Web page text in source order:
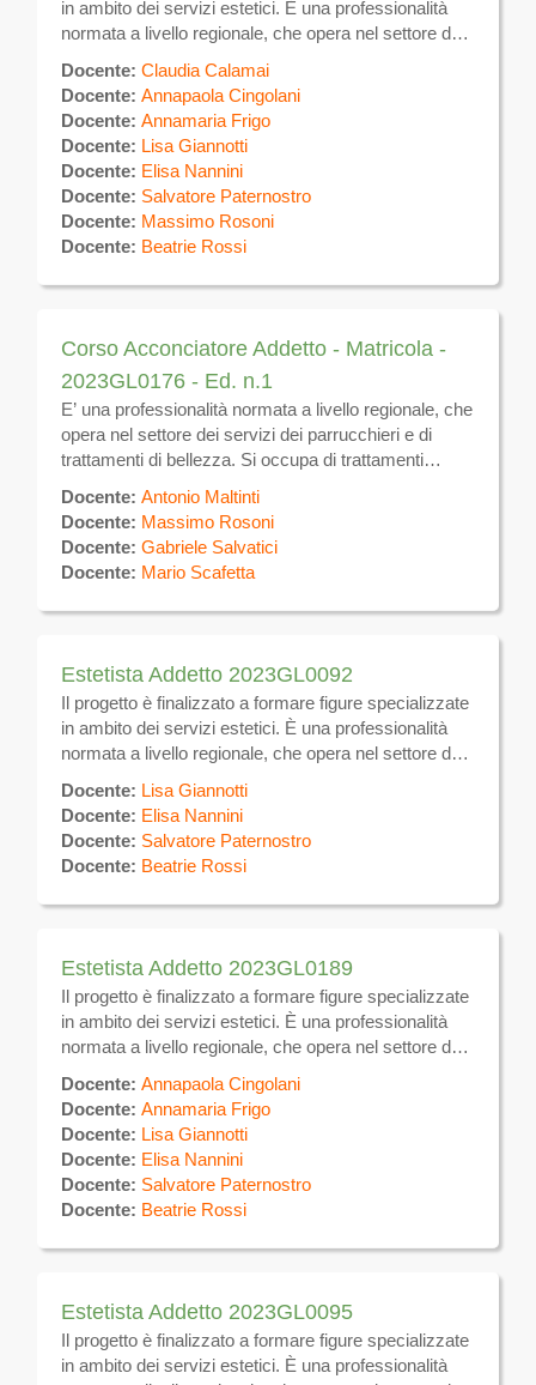
in ambito dei servizi estetici. È una professionalità
normata a livello regionale, che opera nel settore dei
corpo volti alla eliminazione e/o attenuazione degli
inestetismi, utilizzando tecniche manuali ed
Docente: Claudia Calamai
Docente: Annapaola Cingolani
Docente: Annamaria Frigo
Docente: Lisa Giannotti
Docente: Elisa Nannini
Docente: Salvatore Paternostro
Docente: Massimo Rosoni
Docente: Beatrie Rossi
Corso Acconciatore Addetto - Matricola -
2023GL0176 - Ed. n.1
E’ una professionalità normata a livello regionale, che
opera nel settore dei servizi dei parrucchieri e di
trattamenti di bellezza. Si occupa di trattamenti
Si occupa inoltre della gestione di attività autonoma di
Docente: Antonio Maltinti
Docente: Massimo Rosoni
Docente: Gabriele Salvatici
Docente: Mario Scafetta
Estetista Addetto 2023GL0092
Il progetto è finalizzato a formare figure specializzate
in ambito dei servizi estetici. È una professionalità
normata a livello regionale, che opera nel settore dei
nonché prodotti e tecniche atte a favorire il
estetico.
Docente: Lisa Giannotti
Docente: Elisa Nannini
Docente: Salvatore Paternostro
Docente: Beatrie Rossi
Estetista Addetto 2023GL0189
Il progetto è finalizzato a formare figure specializzate
in ambito dei servizi estetici. È una professionalità
normata a livello regionale, che opera nel settore dei
occupa di trattamenti estetici sulla superficie del
corpo volti alla eliminazione e/o attenuazione degli
in forma dipendente presso aziende del settore
Docente: Annapaola Cingolani
Docente: Annamaria Frigo
Docente: Lisa Giannotti
Docente: Elisa Nannini
Docente: Salvatore Paternostro
Docente: Beatrie Rossi
Estetista Addetto 2023GL0095
Il progetto è finalizzato a formare figure specializzate
in ambito dei servizi estetici. È una professionalità